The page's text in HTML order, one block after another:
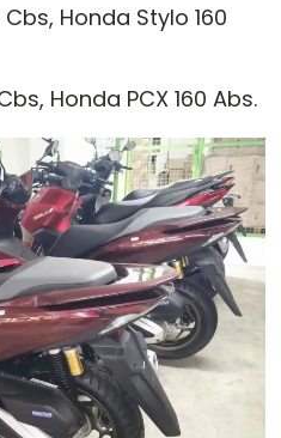
Cbs, Honda Stylo 160
Honda PCX 160 Abs.